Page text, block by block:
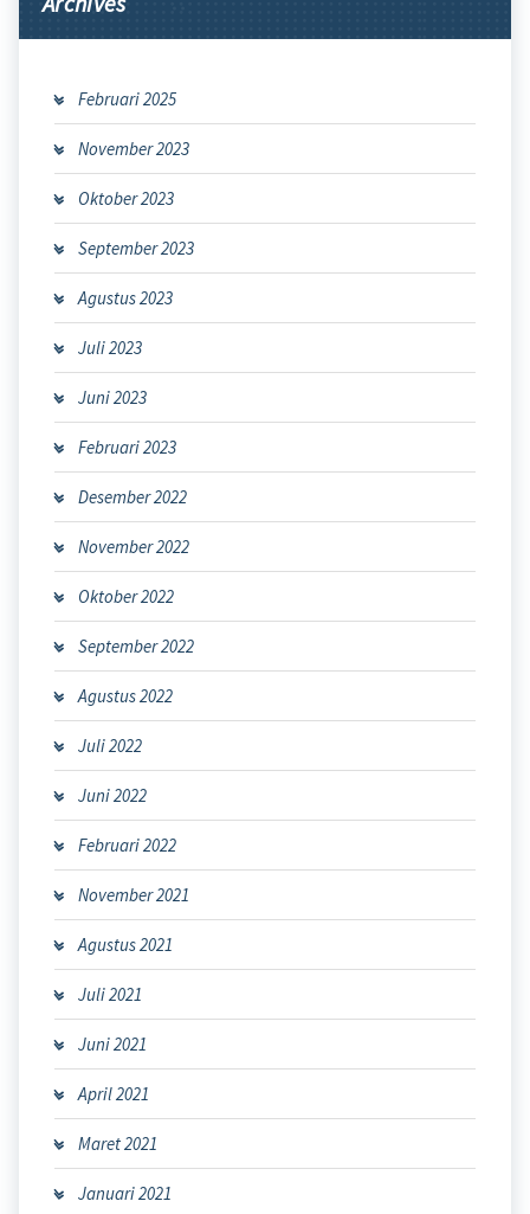
Februari 2025
November 2023
Oktober 2023
September 2023
Agustus 2023
Juli 2023
Juni 2023
Februari 2023
Desember 2022
November 2022
Oktober 2022
September 2022
Agustus 2022
Juli 2022
Juni 2022
Februari 2022
November 2021
Agustus 2021
Juli 2021
Juni 2021
April 2021
Maret 2021
Januari 2021